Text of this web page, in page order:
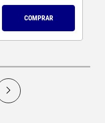
COMPRAR